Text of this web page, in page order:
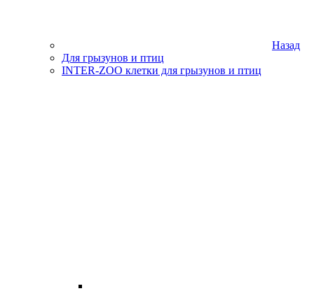
Назад
Для грызунов и птиц
INTER-ZOO клетки для грызунов и птиц